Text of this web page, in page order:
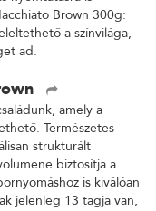
Brown 300g:
a színvilága,
ad.
amely a
Természetes
strukturált
biztosítja a
is kiválóan
jelenleg 13 tagja van,